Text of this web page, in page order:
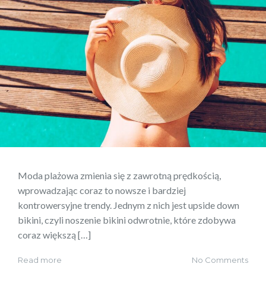
Moda plażowa zmienia się z zawrotną prędkością,
wprowadzając coraz to nowsze i bardziej
kontrowersyjne trendy. Jednym z nich jest upside down
bikini, czyli noszenie bikini odwrotnie, które zdobywa
coraz większą […]
Read more No Comments